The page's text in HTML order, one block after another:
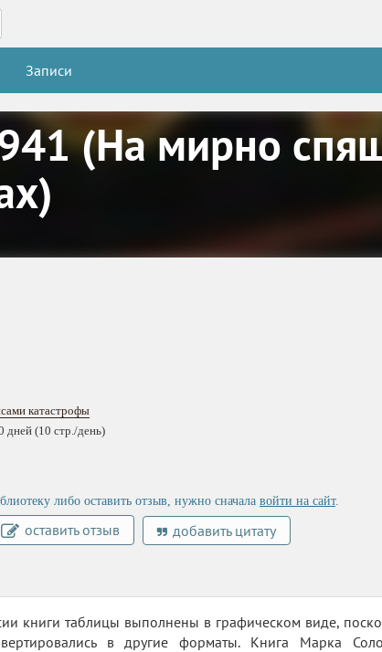
Записи
(На мирно
катастрофы
дней (10 стр./день)
либо оставить отзыв, нужно сначала войти на сайт.
оставить отзыв добавить цитату
книги таблицы выполнены в графическом виде,
в другие форматы. Книга Марка